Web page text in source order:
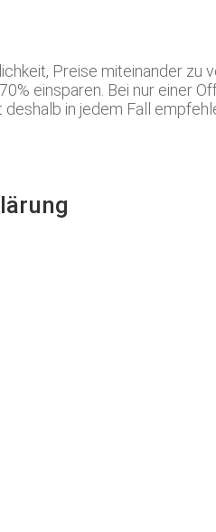
Preise miteinander zu
einsparen. Bei nur einer
in jedem Fall